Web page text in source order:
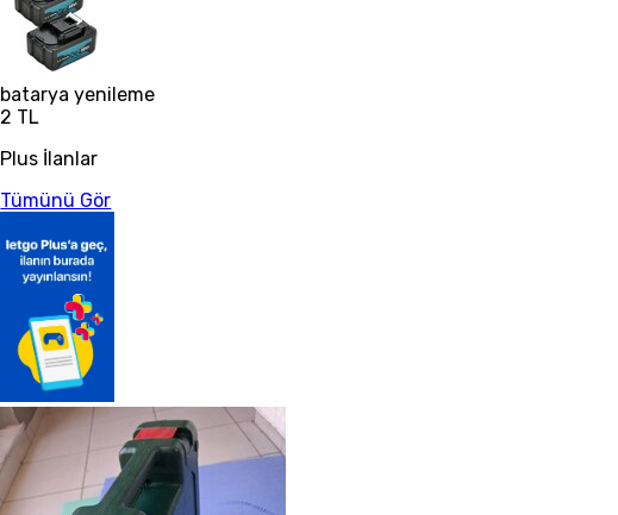
batarya yenileme
2 TL
Plus İlanlar
Tümünü Gör